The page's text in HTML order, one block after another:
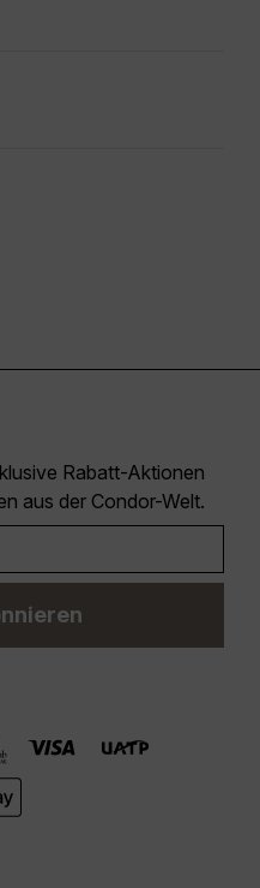
Rabatt-Aktionen
aus der Condor-Welt.